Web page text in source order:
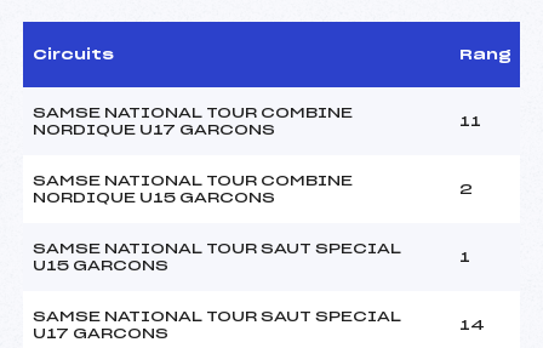
Circuits Rang
SAMSE NATIONAL TOUR COMBINE
NORDIQUE U17 GARCONS
11
SAMSE NATIONAL TOUR COMBINE
NORDIQUE U15 GARCONS
2
SAMSE NATIONAL TOUR SAUT SPECIAL
U15 GARCONS
1
SAMSE NATIONAL TOUR SAUT SPECIAL
U17 GARCONS
14